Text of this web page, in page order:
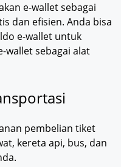
e-wallet sebagai
dan efisien. Anda bisa
e-wallet untuk
wallet sebagai alat
pembelian tiket
kereta api, bus, dan